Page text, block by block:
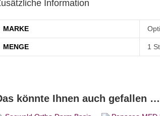
Information
MARKE
MENGE 1
könnte Ihnen auch gefallen …